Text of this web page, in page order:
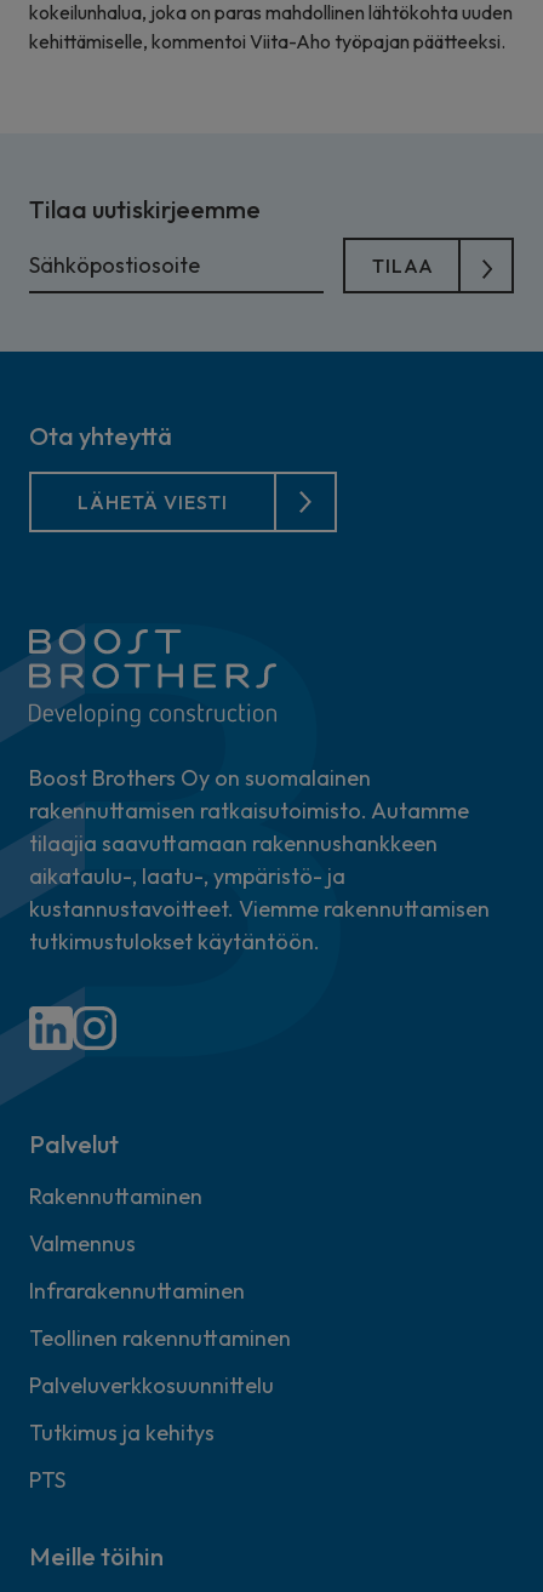
kokeilunhalua, joka on paras mahdollinen lähtökohta uuden
kehittämiselle, kommentoi Viita-Aho työpajan päätteeksi.
Tilaa uutiskirjeemme
Boost Brothers Oy on suomalainen
rakennuttamisen ratkaisutoimisto. Autamme
tilaajia saavuttamaan rakennushankkeen
aikataulu-, laatu-, ympäristö- ja
kustannustavoitteet. Viemme rakennuttamisen
tutkimustulokset käytäntöön.
Palvelut
Rakennuttaminen
Valmennus
Infrarakennuttaminen
Teollinen rakennuttaminen
Palveluverkkosuunnittelu
Tutkimus ja kehitys
PTS
Meille töihin
Ota yhteyttä
LÄHETÄ VIESTI